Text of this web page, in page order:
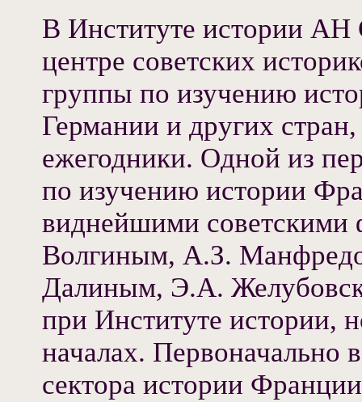
В Институте истории
центре советских
группы по изучению
Германии и других
ежегодники. Одной из
по изучению истории
виднейшими советскими
Волгиным, А.З.
Далиным, Э.А.
при Институте истории,
началах. Первоначально
сектора истории